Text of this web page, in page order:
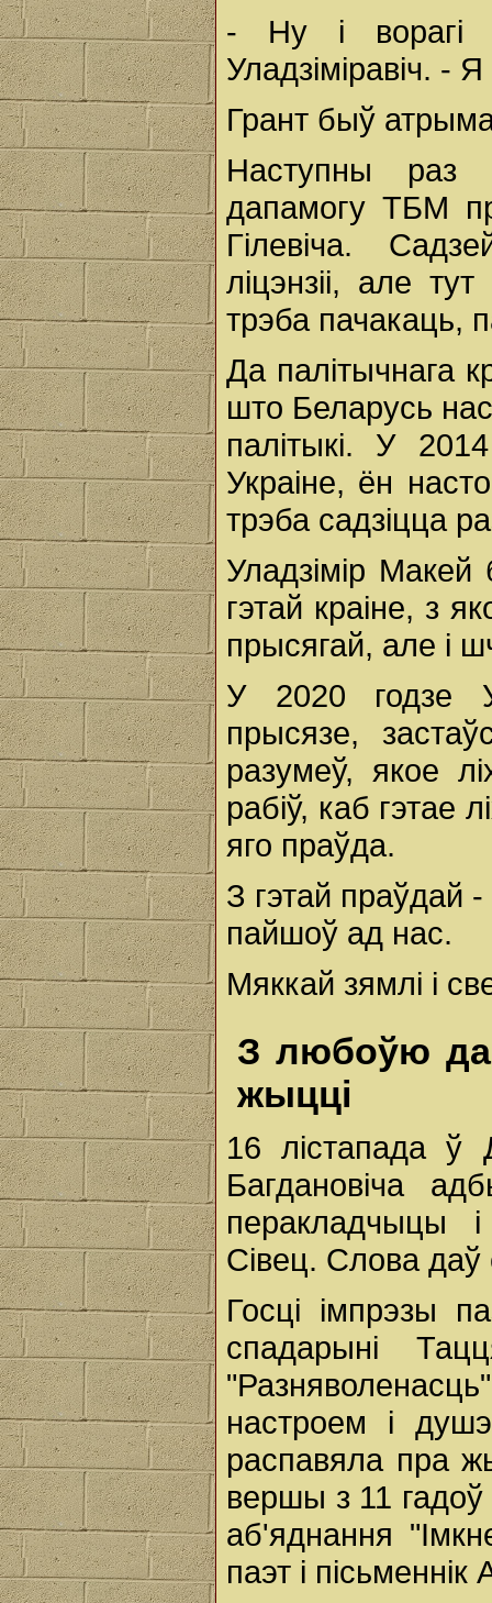
- Ну і ворагі
Уладзіміравіч. -
Грант быў
Наступны раз
дапамогу ТБМ
Гілевіча.
ліцэнзіі, але
трэба пачакаць,
Да палітычнага
што Беларусь
палітыкі. У
Украіне, ён
трэба садзіцца
Уладзімір
гэтай краіне, з
прысягай, але і
У 2020 годзе
прысязе,
разумеў, якое
рабіў, каб
яго праўда.
З гэтай праўдай -
пайшоў ад нас.
Мяккай зямлі і
З любоўю да
жыцці
16 лістапада ў
Багдановіча
перакладчыцы і
Сівец. Слова даў
Госці імпрэзы
спадарыні
настроем і
распавяла пра
вершы з 11 гадоў
аб'яднання
паэт і пісьменнік